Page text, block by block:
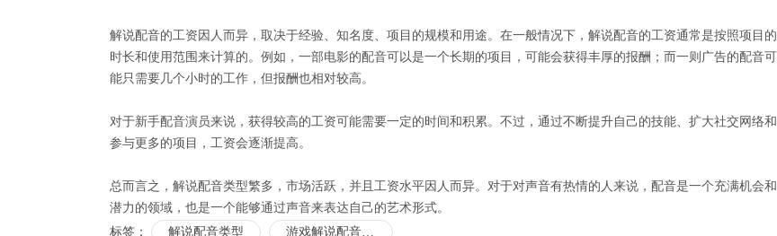
解说配音的工资因人而异，取决于经验、知名度、项目的规模和用途。在一般情况下，解说配音的工资通常是按照项目的
时长和使用范围来计算的。例如，一部电影的配音可以是一个长期的项目，可能会获得丰厚的报酬；而一则广告的配音可
能只需要几个小时的工作，但报酬也相对较高。
对于新手配音演员来说，获得较高的工资可能需要一定的时间和积累。不过，通过不断提升自己的技能、扩大社交网络和
参与更多的项目，工资会逐渐提高。
总而言之，解说配音类型繁多，市场活跃，并且工资水平因人而异。对于对声音有热情的人来说，配音是一个充满机会和
潜力的领域，也是一个能够通过声音来表达自己的艺术形式。
标签： 解说配音类型 游戏解说配音行业